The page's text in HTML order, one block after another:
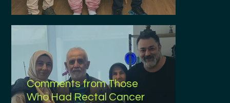
Comments from Those
Who Had Rectal Cancer